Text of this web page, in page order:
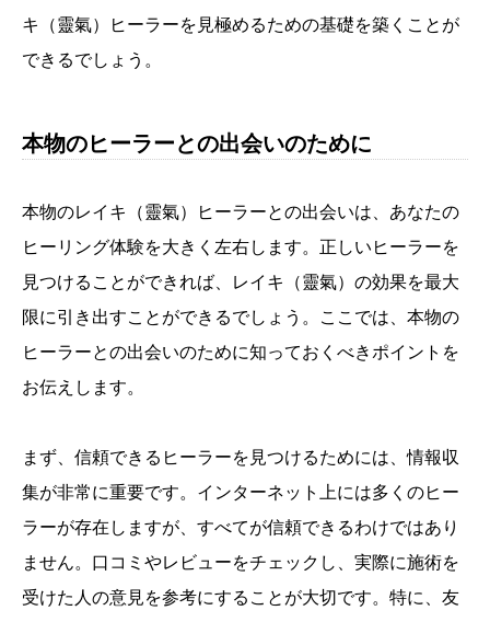
キ（靈氣）ヒーラーを見極めるための基礎を築くことが
できるでしょう。
本物のヒーラーとの出会いのために
本物のレイキ（靈氣）ヒーラーとの出会いは、あなたの
ヒーリング体験を大きく左右します。正しいヒーラーを
見つけることができれば、レイキ（靈氣）の効果を最大
限に引き出すことができるでしょう。ここでは、本物の
ヒーラーとの出会いのために知っておくべきポイントを
お伝えします。
まず、信頼できるヒーラーを見つけるためには、情報収
集が非常に重要です。インターネット上には多くのヒー
ラーが存在しますが、すべてが信頼できるわけではあり
ません。口コミやレビューをチェックし、実際に施術を
受けた人の意見を参考にすることが大切です。特に、友